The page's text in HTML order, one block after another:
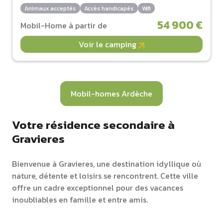
Animaux acceptés Accès handicapés Wifi
Mobil-Home à partir de 54 900 €
Voir le camping
Mobil-homes Ardèche
Votre résidence secondaire à
Gravieres
Bienvenue à Gravieres, une destination idyllique où
nature, détente et loisirs se rencontrent. Cette ville
offre un cadre exceptionnel pour des vacances
inoubliables en famille et entre amis.